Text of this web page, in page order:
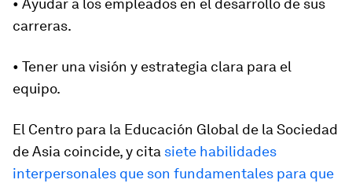
• Ayudar a los empleados en el desarrollo de sus
carreras.
• Tener una visión y estrategia clara para el
equipo.
El Centro para la Educación Global de la Sociedad
de Asia coincide, y cita siete habilidades
interpersonales que son fundamentales para que